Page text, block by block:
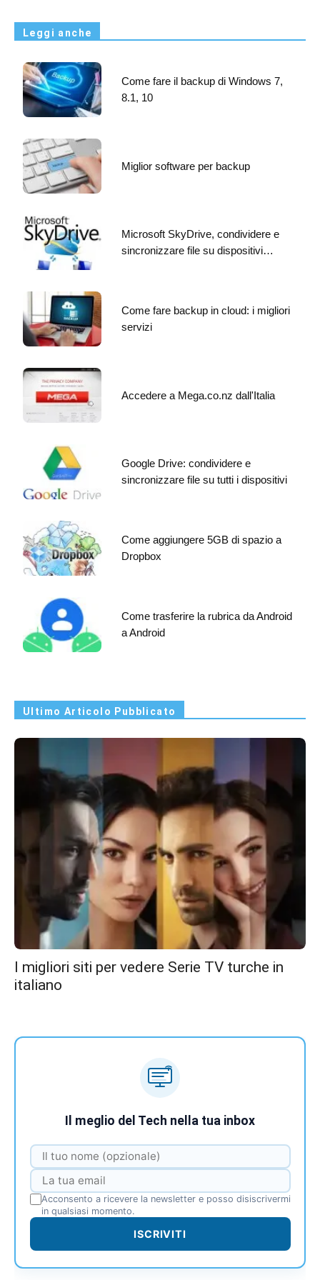
Leggi anche
Come fare il backup di Windows 7,
8.1, 10
Miglior software per backup
Microsoft SkyDrive, condividere e
sincronizzare file su dispositivi…
Come fare backup in cloud: i migliori
servizi
Accedere a Mega.co.nz dall'Italia
Google Drive: condividere e
sincronizzare file su tutti i dispositivi
Come aggiungere 5GB di spazio a
Dropbox
Come trasferire la rubrica da Android
a Android
Ultimo Articolo Pubblicato
I migliori siti per vedere Serie TV turche in
italiano
Il meglio del Tech nella tua inbox
Acconsento a ricevere la newsletter e posso disiscrivermi
in qualsiasi momento.
ISCRIVITI